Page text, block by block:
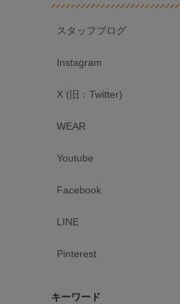
スタッフブログ
Instagram
X (旧：Twitter)
WEAR
Youtube
Facebook
LINE
Pinterest
キーワード